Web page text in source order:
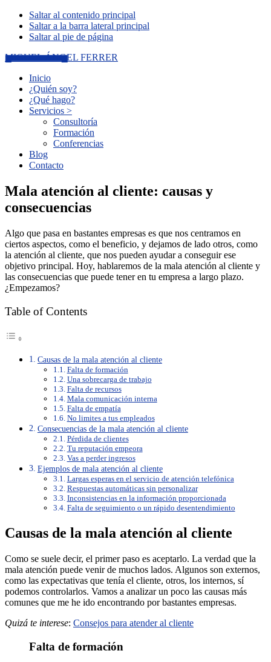
Saltar al contenido principal
Saltar a la barra lateral principal
Saltar al pie de página
MIGUEL ÁNGEL FERRER
Inicio
¿Quién soy?
¿Qué hago?
Servicios >
Consultoría
Formación
Conferencias
Blog
Contacto
Mala atención al cliente: causas y
consecuencias
Algo que pasa en bastantes empresas es que nos centramos en
ciertos aspectos, como el beneficio, y dejamos de lado otros, como
la atención al cliente, que nos pueden ayudar a conseguir ese
objetivo principal. Hoy, hablaremos de la mala atención al cliente y
las consecuencias que puede tener en tu empresa a largo plazo.
¿Empezamos?
Table of Contents
Causas de la mala atención al cliente
Falta de formación
Una sobrecarga de trabajo
Falta de recursos
Mala comunicación interna
Falta de empatía
No limites a tus empleados
Consecuencias de la mala atención al cliente
Pérdida de clientes
Tu reputación empeora
Vas a perder ingresos
Ejemplos de mala atención al cliente
Largas esperas en el servicio de atención telefónica
Respuestas automáticas sin personalizar
Inconsistencias en la información proporcionada
Falta de seguimiento o un rápido desentendimiento
Causas de la mala atención al cliente
Como se suele decir, el primer paso es aceptarlo. La verdad que la
mala atención puede venir de muchos lados. Algunos son externos,
como las expectativas que tenía el cliente, otros, los internos, sí
podemos controlarlos. Vamos a analizar un poco las causas más
comunes que me he ido encontrando por bastantes empresas.
Quizá te interese: Consejos para atender al cliente
Falta de formación